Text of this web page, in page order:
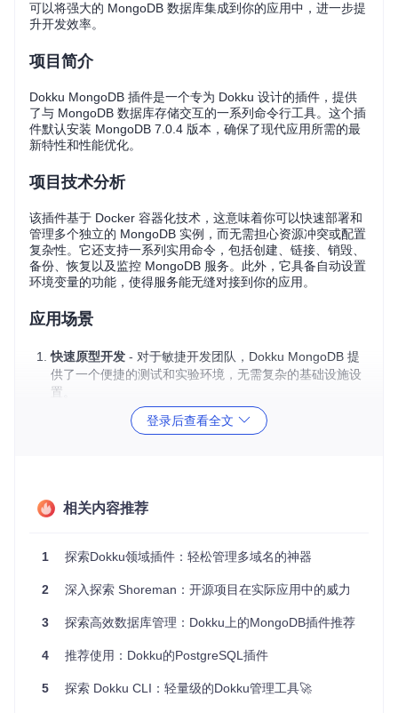
可以将强大的 MongoDB 数据库集成到你的应用中，进一步提
升开发效率。
项目简介
Dokku MongoDB 插件是一个专为 Dokku 设计的插件，提供
了与 MongoDB 数据库存储交互的一系列命令行工具。这个插
件默认安装 MongoDB 7.0.4 版本，确保了现代应用所需的最
新特性和性能优化。
项目技术分析
该插件基于 Docker 容器化技术，这意味着你可以快速部署和
管理多个独立的 MongoDB 实例，而无需担心资源冲突或配置
复杂性。它还支持一系列实用命令，包括创建、链接、销毁、
备份、恢复以及监控 MongoDB 服务。此外，它具备自动设置
环境变量的功能，使得服务能无缝对接到你的应用。
应用场景
快速原型开发 - 对于敏捷开发团队，Dokku MongoDB 提
供了一个便捷的测试和实验环境，无需复杂的基础设施设
置。
- 在微服务环境中，每个服务都可以有自己的
MongoDB 实例，保证数据隔离和高效访问。
项目特点
r 1.8.x。
ongoDB 服务。
理操作。
存储桶，并可加密备份文件。
灵活扩展
- 支持自定义容器配置，如内存限制和环境变
量。
登录后查看全文
相关内容推荐
1 探索Dokku领域插件：轻松管理多域名的神器
2 深入探索 Shoreman：开源项目在实际应用中的威力
3 探索高效数据库管理：Dokku上的MongoDB插件推荐
4 推荐使用：Dokku的PostgreSQL插件
5 探索 Dokku CLI：轻量级的Dokku管理工具🚀